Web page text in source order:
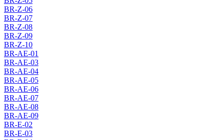
BR-Z-06
BR-Z-07
BR-Z-08
BR-Z-09
BR-Z-10
BR-AE-01
BR-AE-03
BR-AE-04
BR-AE-05
BR-AE-06
BR-AE-07
BR-AE-08
BR-AE-09
BR-E-02
BR-E-03